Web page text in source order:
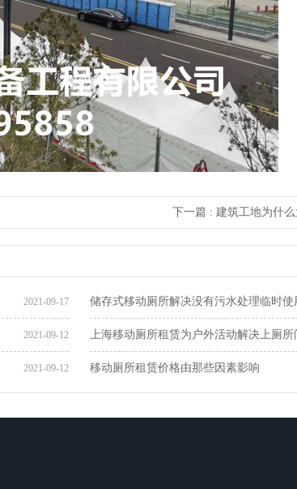
下一篇 : 建筑工地为什
2021-09-17 储存式移动厕所解决没有污水处理临时使
2021-09-12 上海移动厕所租赁为户外活动解决上厕所
2021-09-12 移动厕所租赁价格由那些因素影响